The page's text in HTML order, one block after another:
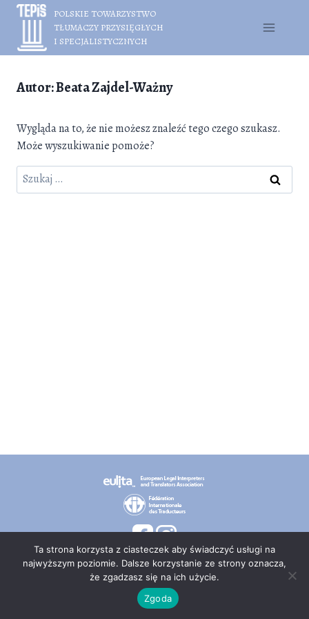
Przejdź
treści
POLSKIE TOWARZYSTWO
TŁUMACZY PRZYSIĘGŁYCH
I SPECJALISTYCZNYCH
Autor: Beata Zajdel-Ważny
Wygląda na to, że nie możesz znaleźć tego czego szukasz.
Może wyszukiwanie pomoże?
Szukaj:
© 2026 PT TEPIS
Ta strona korzysta z ciasteczek aby świadczyć usługi na
najwyższym poziomie. Dalsze korzystanie ze strony oznacza,
że zgadzasz się na ich użycie.
Zgoda